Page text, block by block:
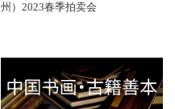
州）2023春季拍卖会